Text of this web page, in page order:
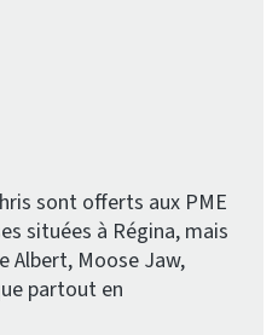
sont offerts aux PME
situées à Régina, mais
Albert, Moose Jaw,
partout en